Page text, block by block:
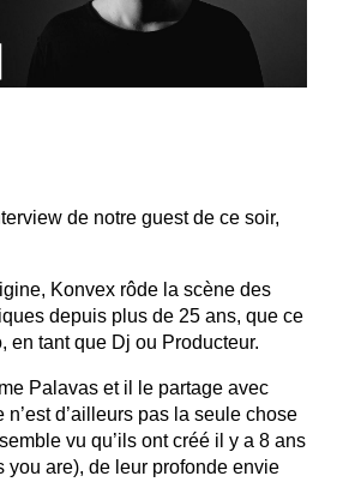
de notre guest de ce soir,
Konvex rôde la scène des
depuis plus de 25 ans, que ce
en tant que Dj ou Producteur.
Palavas et il le partage avec
n’est d’ailleurs pas la seule chose
vu qu’ils ont créé il y a 8 ans
you are), de leur profonde envie